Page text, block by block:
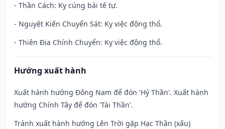
- Thần Cách: Kỵ cúng bái tế tự.
- Nguyệt Kiến Chuyển Sát: Kỵ việc động thổ.
- Thiên Địa Chính Chuyển: Kỵ việc động thổ.
Hướng xuất hành
Xuất hành hướng Đông Nam để đón 'Hỷ Thần'. Xuất hành
hướng Chính Tây để đón 'Tài Thần'.
Tránh xuất hành hướng Lên Trời gặp Hạc Thần (xấu)